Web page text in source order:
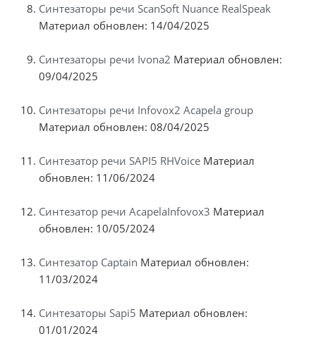
Синтезаторы речи ScanSoft Nuance RealSpeak
Материал обновлен: 14/04/2025
Синтезаторы речи Ivona2 Материал обновлен:
09/04/2025
Синтезаторы речи Infovox2 Acapela group
Материал обновлен: 08/04/2025
Синтезатор речи SAPI5 RHVoice Материал
обновлен: 11/06/2024
Синтезатор речи AcapelaInfovox3 Материал
обновлен: 10/05/2024
Синтезатор Captain Материал обновлен:
11/03/2024
Синтезаторы Sapi5 Материал обновлен:
01/01/2024